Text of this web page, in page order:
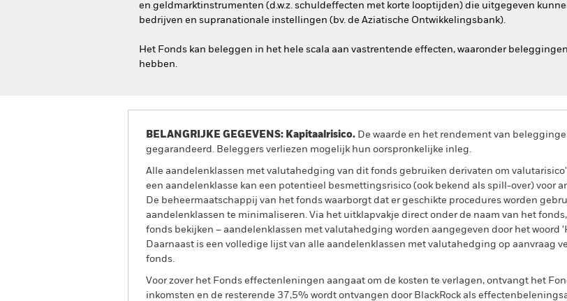
en geldmarktinstrumenten (d.w.z. schuldeffecten met korte looptijden) die uitgegeven
bedrijven en supranationale instellingen (bv. de Aziatische Ontwikkelingsbank).
Het Fonds kan beleggen in het hele scala aan vastrentende effecten, waaronder
hebben.
BELANGRIJKE GEGEVENS: Kapitaalrisico. De waarde en het rendement van
gegarandeerd. Beleggers verliezen mogelijk hun oorspronkelijke inleg.
Alle aandelenklassen met valutahedging van dit fonds gebruiken derivaten om
een aandelenklasse kan een potentieel besmettingsrisico (ook bekend als spill-over) voor
De beheermaatschappij van het fonds waarborgt dat er geschikte procedures worden
aandelenklassen te minimaliseren. Via het uitklapvakje direct onder de naam van het
fonds bekijken – aandelenklassen met valutahedging worden aangegeven door het woord
Daarnaast is een volledige lijst van alle aandelenklassen met valutahedging op aanvraag
fonds.
Voor zover het Fonds effectenleningen aangaat om de kosten te verlagen, ontvangt het
inkomsten en de resterende 37,5% wordt ontvangen door BlackRock als